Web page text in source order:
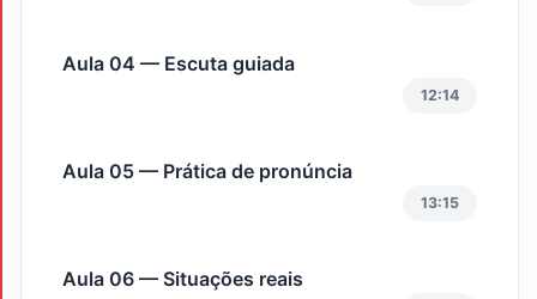
Aula 04 — Escuta guiada
12:14
Aula 05 — Prática de pronúncia
13:15
Aula 06 — Situações reais